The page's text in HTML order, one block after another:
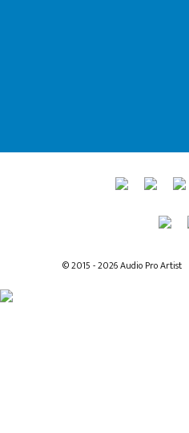
© 2015 - 2026 Audio Pro Artist